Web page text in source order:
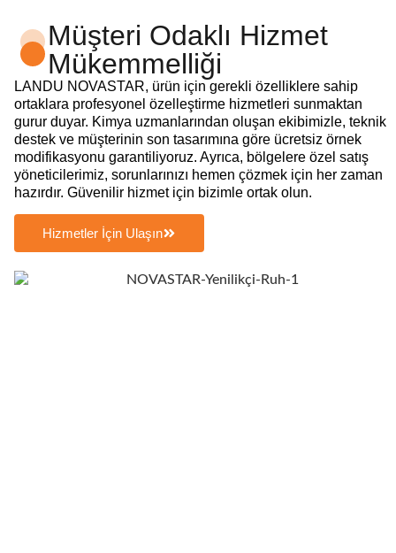
Müşteri Odaklı Hizmet
Mükemmelliği
LANDU NOVASTAR, ürün için gerekli özelliklere sahip
ortaklara profesyonel özelleştirme hizmetleri sunmaktan
gurur duyar. Kimya uzmanlarından oluşan ekibimizle, teknik
destek ve müşterinin son tasarımına göre ücretsiz örnek
modifikasyonu garantiliyoruz. Ayrıca, bölgelere özel satış
yöneticilerimiz, sorunlarınızı hemen çözmek için her zaman
hazırdır. Güvenilir hizmet için bizimle ortak olun.
Hizmetler İçin Ulaşın